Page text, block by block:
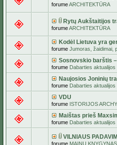
forumeARCHITEKTŪRA
Rytų Aukštaitijos
forumeARCHITEKTŪRA
Kodėl Lietuva yra
forume Jumoras, žaidimai,
Sosnovskio barštis
forume Dabarties aktualijos
Naujosios Joninių
forume Dabarties aktualijos
VDU
forume ISTORIJOS
Maištas prieš
forume Dabarties aktualijos
VILNIAUS
forume MAINŲ KNYGYNAS